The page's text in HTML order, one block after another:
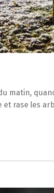
matin,
et rase les